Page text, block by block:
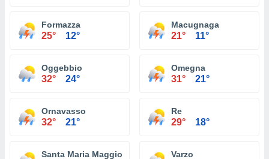
Formazza
25° 12°
Macugnaga
21° 11°
Oggebbio
32° 24°
Omegna
31° 21°
Ornavasso
32° 21°
Re
29° 18°
Santa Maria Maggiore Varzo